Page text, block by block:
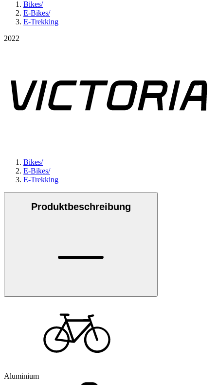
Bikes/
E-Bikes/
E-Trekking
2022
Bikes/
E-Bikes/
E-Trekking
Produktbeschreibung
Aluminium